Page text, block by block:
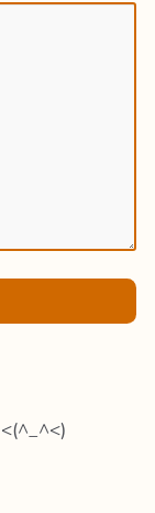
<(^_^<)